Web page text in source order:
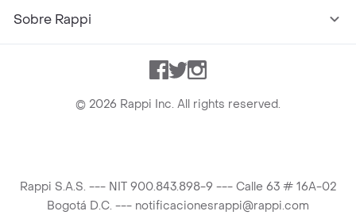
Sobre Rappi
Facebook
TwitterInstagram
© 2026 Rappi Inc. All rights reserved.
Rappi S.A.S. --- NIT 900.843.898-9 --- Calle 63 # 16A-02
Bogotá D.C. --- notificacionesrappi@rappi.com